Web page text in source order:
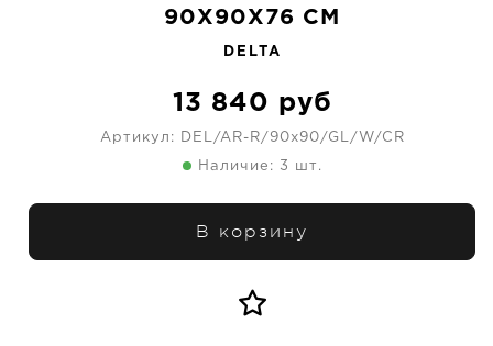
90X90X76 CM
DELTA
13 840 руб
Артикул: DEL/AR-R/90x90/GL/W/CR
Наличие: 3 шт.
В корзину